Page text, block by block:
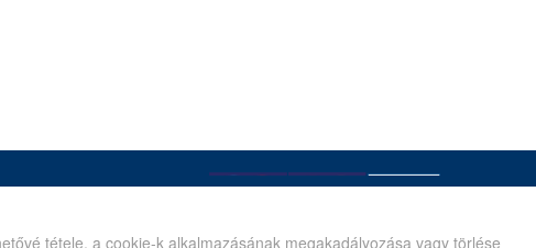
tétele, a cookie-k alkalmazásának megakadályozása vagy törlése